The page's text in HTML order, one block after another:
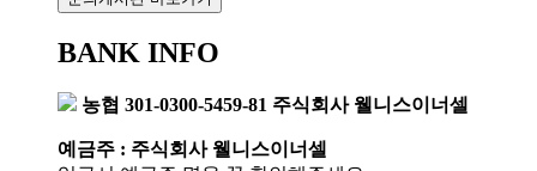
BANK INFO
농협 301-0300-5459-81 주식회사 웰니스이너셀
예금주 : 주식회사 웰니스이너셀